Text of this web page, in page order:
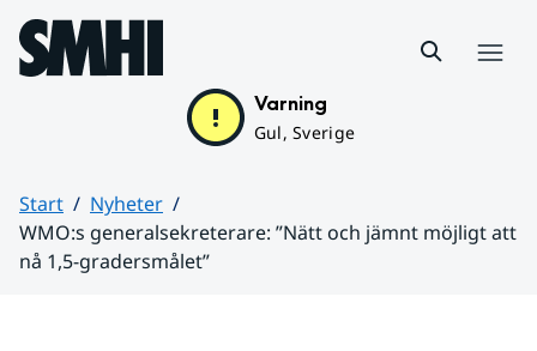
Hoppa till sidans innehåll
Varning
Gul, Sverige
Start
Nyheter
WMO:s generalsekreterare: ”Nätt och jämnt möjligt att
nå 1,5-gradersmålet”